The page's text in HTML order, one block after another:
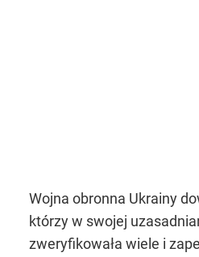
Wojna obronna Ukrainy
którzy w swojej
zweryfikowała wiele i